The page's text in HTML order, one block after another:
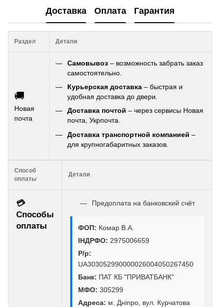
Доставка Оплата Гарантия
Раздел Детали
🚚
Новая
почта
Самовывоз – возможность забрать заказ
самостоятельно.
Курьерская доставка – быстрая и
удобная доставка до двери.
Доставка почтой – через сервисы Новая
почта, Укрпочта.
Доставка транспортной компанией –
для крупногабаритных заказов.
Способ
оплаты
Детали
💳
Способы
оплаты
Предоплата на банковский счёт
ФОП: Комар В.А.
ІНДРФО: 2975006659
Р/р:
UA303052990000026004050267450
Банк: ПАТ КБ "ПРИВАТБАНК"
МФО: 305299
Адреса: м. Дніпро, вул. Курчатова